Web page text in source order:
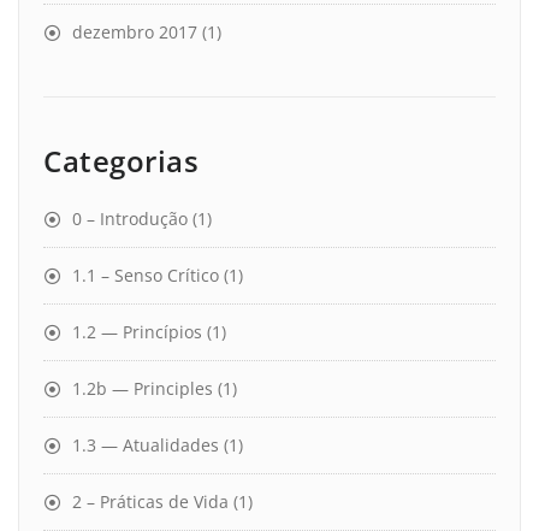
dezembro 2017 (1)
Categorias
0 – Introdução (1)
1.1 – Senso Crítico (1)
1.2 — Princípios (1)
1.2b — Principles (1)
1.3 — Atualidades (1)
2 – Práticas de Vida (1)